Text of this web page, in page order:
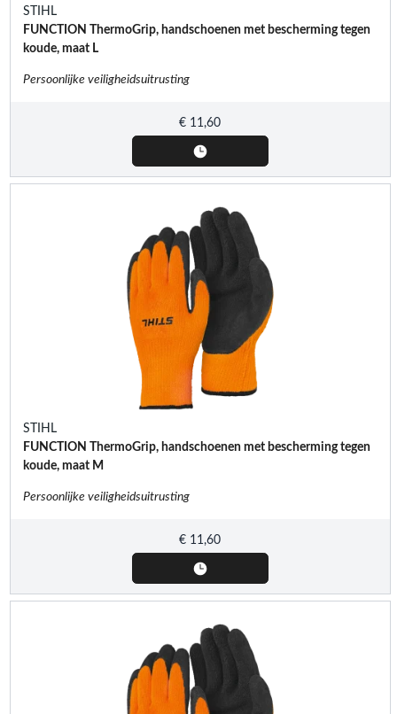
STIHL
FUNCTION ThermoGrip, handschoenen met bescherming tegen
koude, maat L
Persoonlijke veiligheidsuitrusting
€ 11,60
STIHL
FUNCTION ThermoGrip, handschoenen met bescherming tegen
koude, maat M
Persoonlijke veiligheidsuitrusting
€ 11,60